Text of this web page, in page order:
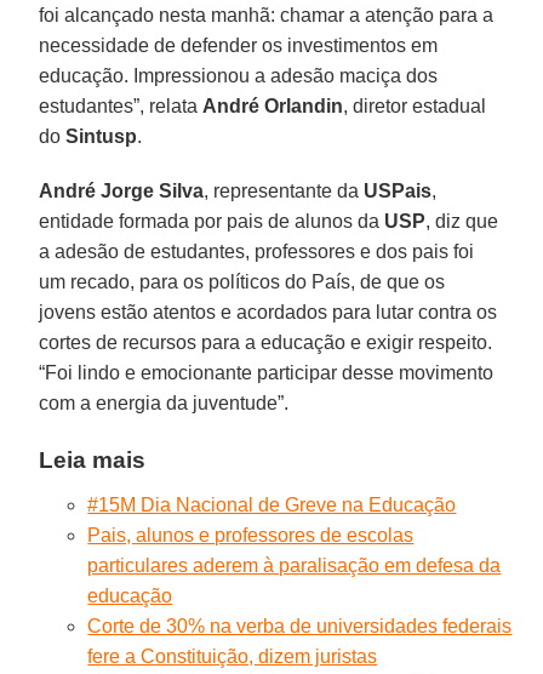
foi alcançado nesta manhã: chamar a atenção para a
necessidade de defender os investimentos em
educação. Impressionou a adesão maciça dos
estudantes”, relata André Orlandin, diretor estadual
doSintusp.
André Jorge Silva, representante da USPais,
entidade formada por pais de alunos da USP, diz que
a adesão de estudantes, professores e dos pais foi
um recado, para os políticos do País, de que os
jovens estão atentos e acordados para lutar contra os
cortes de recursos para a educação e exigir respeito.
“Foi lindo e emocionante participar desse movimento
com a energia da juventude”.
Leia mais
#15M Dia Nacional de Greve na Educação
Pais, alunos e professores de escolas
particulares aderem à paralisação em defesa da
educação
Corte de 30% na verba de universidades federais
fere a Constituição, dizem juristas